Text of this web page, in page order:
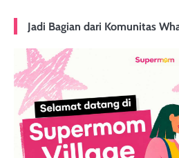
Jadi Bagian dari Komunitas